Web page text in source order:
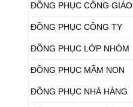
ĐỒNG PHỤC CÔNG GIÁO
ĐỒNG PHỤC CÔNG TY
ĐỒNG PHỤC LỚP NHÓM
ĐỒNG PHỤC MẦM NON
ĐỒNG PHỤC NHÀ HÀNG